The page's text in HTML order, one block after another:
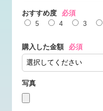
おすすめ度 必須
5 4 3
購入した金額 必須
写真